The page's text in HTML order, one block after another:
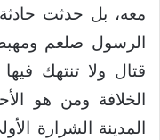
معه، بل حدثت
الرسول صلعم
قتال ولا تنتهك
الخلافة ومن هو
المدينة الشرارة